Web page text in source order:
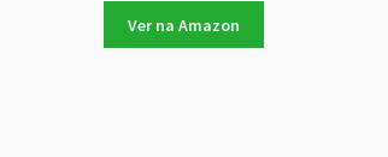
Ver na Amazon